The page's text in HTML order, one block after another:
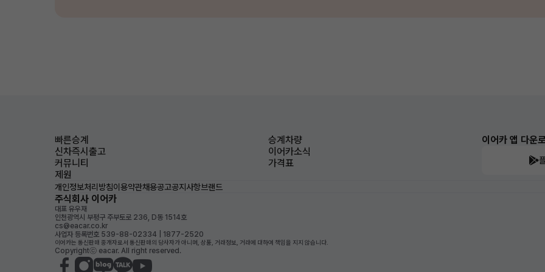
빠른승계
승계차량
신차즉시출고
이어카소식
커뮤니티
가격표
제원
이어카 앱 다운
개인정보처리방침이용약관채용공고공지사항브랜드
주식회사 이어카
대표 유우재
인천광역시 부평구 주부토로 236, D동 1514호
cs@eacar.co.kr
사업자 등록번호 539-88-02334 | 1877-2520
이어카는 통신판매 중개자로서 통신판매의 당사자가 아니며, 상품, 거래정보, 거래에 대하여 책임을 지지 않습니다.
Copyrightⓒ eacar. All right reserved.